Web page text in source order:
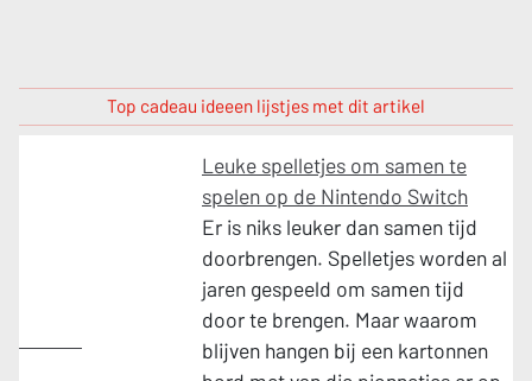
Top cadeau ideeen lijstjes met dit artikel
Leuke spelletjes om samen te
spelen op de Nintendo Switch
Er is niks leuker dan samen tijd
doorbrengen. Spelletjes worden al
jaren gespeeld om samen tijd
door te brengen. Maar waarom
blijven hangen bij een kartonnen